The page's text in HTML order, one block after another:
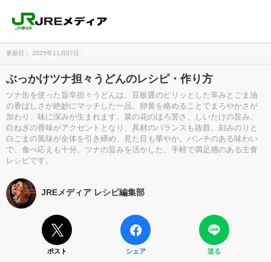
更新日： 2025年11月07日
ぶっかけツナ担々うどんのレシピ・作り方
ツナ缶を使った旨辛担々うどんは、豆板醤のピリッとした辛みとごま油
の香ばしさが絶妙にマッチした一品。卵黄を絡めることでまろやかさが
加わり、味に深みが生まれます。菜の花のほろ苦さ、しいたけの旨み、
白ねぎの香味がアクセントとなり、具材のバランスも抜群。刻みのりと
白ごまの風味が全体を引き締め、見た目も華やか。パンチのある味わい
で、食べ応えも十分。ツナの旨みを活かした、手軽で満足感のある主食
レシピです。
JREメディア レシピ編集部
ポスト シェア 送る